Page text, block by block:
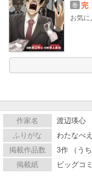
巻 完
お気に
作家名
渡辺瑛心
ふりがな
わたなべ
掲載作品数
3作 （う
掲載紙
ビッグコ